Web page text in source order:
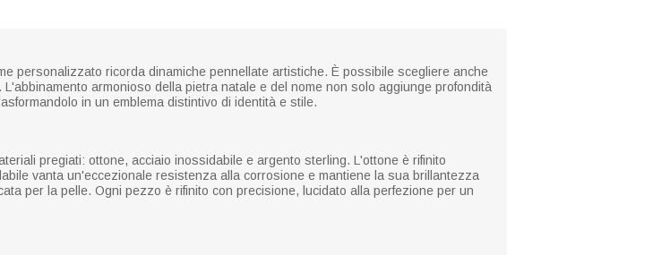
personalizzato ricorda dinamiche pennellate artistiche. È possibile scegliere anche
armonioso della pietra natale e del nome non solo aggiunge profondità
in un emblema distintivo di identità e stile.
pregiati: ottone, acciaio inossidabile e argento sterling. L'ottone è rifinito
vanta un'eccezionale resistenza alla corrosione e mantiene la sua brillantezza
per la pelle. Ogni pezzo è rifinito con precisione, lucidato alla perfezione per un